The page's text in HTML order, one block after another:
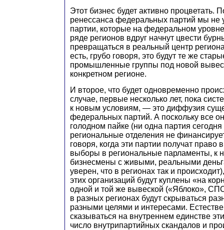
Этот бизнес будет активно процветать.
ренессанса федеральных партий мы не
партии, которые на федеральном уровне
ряде регионов вдруг начнут цвести
превращаться в реальный центр
есть, грубо говоря, это будут те же
промышленные группы под новой
конкретном регионе.
И второе, что будет одновременно
случае, первые несколько лет, пока
к новым условиям, — это диффузия
федеральных партий. А поскольку все
голодном пайке (ни одна партия
региональные отделения не
говоря, когда эти партии получат право
выборы в региональные парламенты, к
бизнесмены с живыми, реальными
уверен, что в регионах так и
этих организаций будут куплены «на
одной и той же вывеской («Яблоко»,
в разных регионах будут скрываться
разными целями и интересами.
сказываться на внутреннем единстве
число внутрипартийных скандалов и